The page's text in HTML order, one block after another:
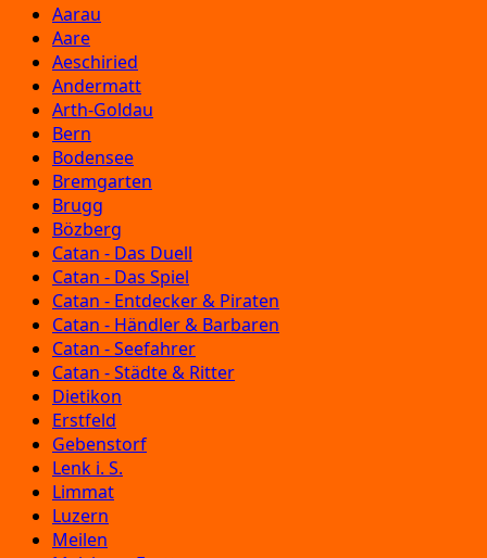
Aarau
Aare
Aeschiried
Andermatt
Arth-Goldau
Bern
Bodensee
Bremgarten
Brugg
Bözberg
Catan - Das Duell
Catan - Das Spiel
Catan - Entdecker & Piraten
Catan - Händler & Barbaren
Catan - Seefahrer
Catan - Städte & Ritter
Dietikon
Erstfeld
Gebenstorf
Lenk i. S.
Limmat
Luzern
Meilen